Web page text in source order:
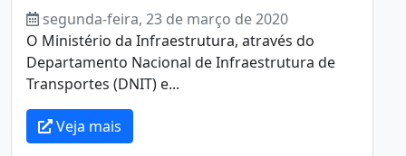
segunda-feira, 23 de março de 2020
O Ministério da Infraestrutura, através do
Departamento Nacional de Infraestrutura de
Transportes (DNIT) e...
Veja mais